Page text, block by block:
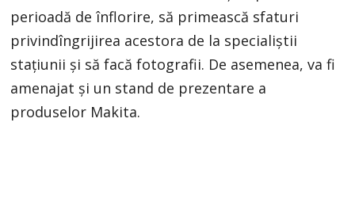
perioadă de înflorire, să primească sfaturi
privindîngrijirea acestora de la specialiștii
stațiunii și să facă fotografii. De asemenea, va fi
amenajat și un stand de prezentare a
produselor Makita.